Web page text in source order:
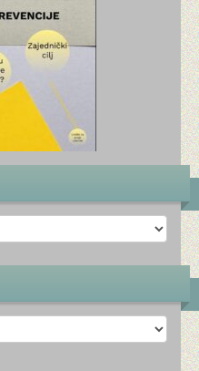
(МОИ)
АКТИВНОСТИ (СНА)
РАЗГОВОРЕ СА